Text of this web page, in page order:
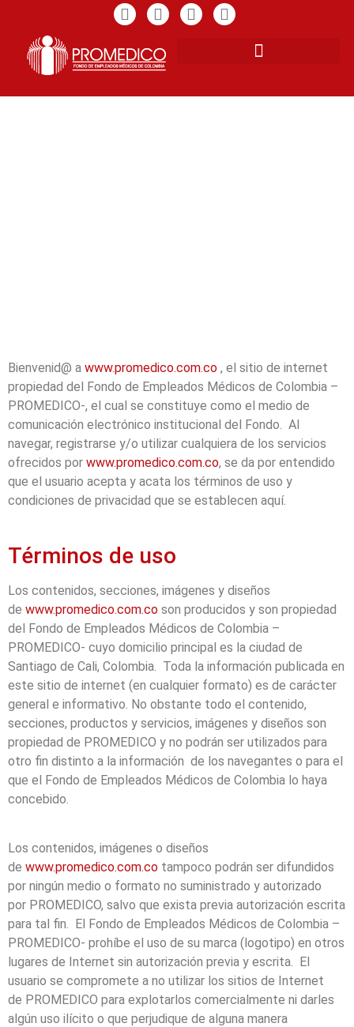
Bienvenid@ a www.promedico.com.co , el sitio de internet
propiedad del Fondo de Empleados Médicos de Colombia –
PROMEDICO-, el cual se constituye como el medio de
comunicación electrónico institucional del Fondo. Al
navegar, registrarse y/o utilizar cualquiera de los servicios
ofrecidos por www.promedico.com.co, se da por entendido
que el usuario acepta y acata los términos de uso y
condiciones de privacidad que se establecen aquí.
Términos de uso
Los contenidos, secciones, imágenes y diseños
de www.promedico.com.co son producidos y son propiedad
del Fondo de Empleados Médicos de Colombia –
PROMEDICO- cuyo domicilio principal es la ciudad de
Santiago de Cali, Colombia. Toda la información publicada en
este sitio de internet (en cualquier formato) es de carácter
general e informativo. No obstante todo el contenido,
secciones, productos y servicios, imágenes y diseños son
propiedad de PROMEDICO y no podrán ser utilizados para
otro fin distinto a la información de los navegantes o para el
que el Fondo de Empleados Médicos de Colombia lo haya
concebido.
Los contenidos, imágenes o diseños
de www.promedico.com.co tampoco podrán ser difundidos
por ningún medio o formato no suministrado y autorizado
por PROMEDICO, salvo que exista previa autorización escrita
para tal fin. El Fondo de Empleados Médicos de Colombia –
PROMEDICO- prohíbe el uso de su marca (logotipo) en otros
lugares de Internet sin autorización previa y escrita. El
usuario se compromete a no utilizar los sitios de Internet
de PROMEDICO para explotarlos comercialmente ni darles
algún uso ilícito o que perjudique de alguna manera